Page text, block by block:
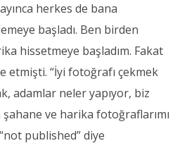
herkes de bana
başladı. Ben birden
hissetmeye başladım. Fakat
etmişti. “İyi fotoğrafı çekmek
adamlar neler yapıyor, biz
ve harika fotoğraflarımı
published” diye